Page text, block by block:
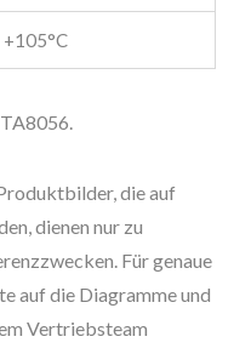
+105°C
die auf
dienen nur zu
Für genaue
auf die Diagramme und
Vertriebsteam